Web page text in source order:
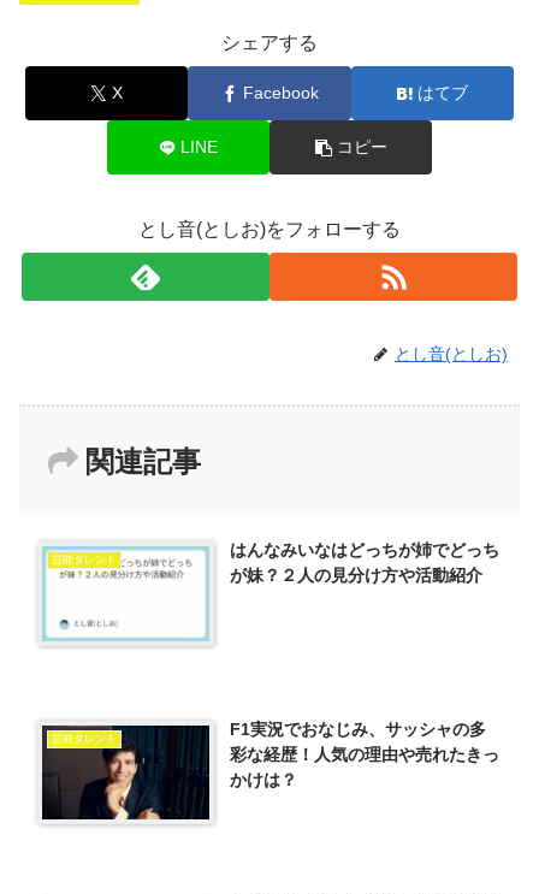
シェアする
X Facebook はてブ
LINE コピー
とし音(としお)をフォローする
とし音(としお)
関連記事
芸能タレント
はんなみいなはどっちが姉でどっち
が妹？２人の見分け方や活動紹介
芸能タレント
F1実況でおなじみ、サッシャの多
彩な経歴！人気の理由や売れたきっ
かけは？